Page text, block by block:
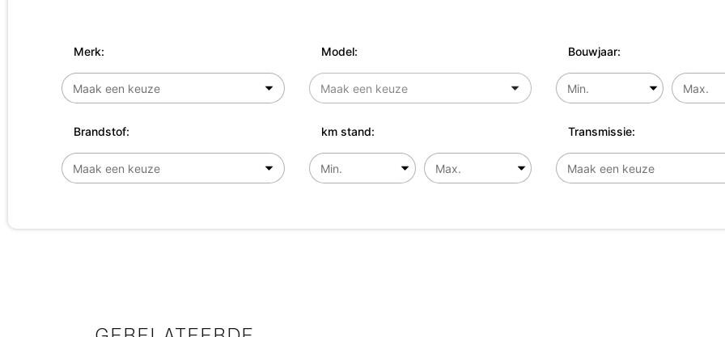
Merk: Model: Bouwjaar:
Brandstof: km stand: Transmissie: